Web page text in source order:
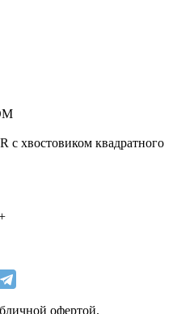
с хвостовиком квадратного
офертой.